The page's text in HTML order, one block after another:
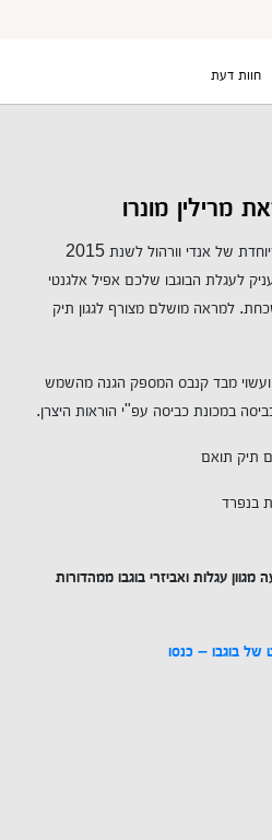
חוות דעת
מרילין מונרו
גגון לבוגבו באפלו מהמהדורה המיוחדת של אנדי וורהול לשנת 2015
לעגלת הבוגבו שלכם אפיל אלגנטי
למראה מושלם מצורף לגגון תיק
מבד קנבס המספק הגנה מהשמש
במכונת כביסה עפ"י הוראות היצרן.
תיק תואם
בנפרד
עגלות ואביזרי בוגבו ממהדורות
בוגבו – כנסו